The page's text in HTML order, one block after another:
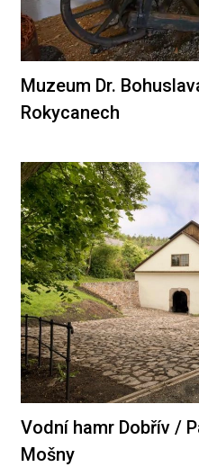
Muzeum Dr.
Rokycanech
Vodní hamr Dobřív /
Mošny